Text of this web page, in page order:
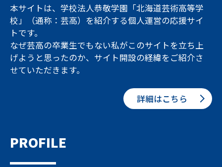
本サイトは、学校法人恭敬学園「北海道芸術高等学
校」（通称：芸高）を紹介する個人運営の応援サイ
トです。
なぜ芸高の卒業生でもない私がこのサイトを立ち上
げようと思ったのか、サイト開設の経緯をご紹介さ
せていただきます。
詳細はこちら
PROFILE